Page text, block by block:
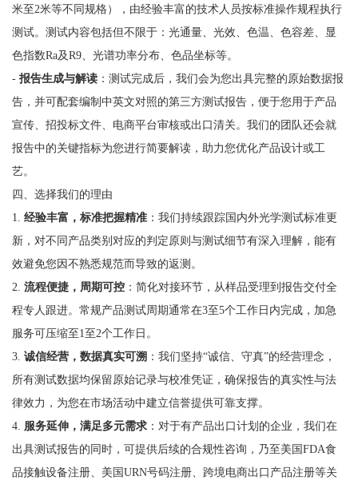
米至2米等不同规格），由经验丰富的技术人员按标准操作规程执行
测试。测试内容包括但不限于：光通量、光效、色温、色容差、显
色指数Ra及R9、光谱功率分布、色品坐标等。
- 报告生成与解读：测试完成后，我们会为您出具完整的原始数据报
告，并可配套编制中英文对照的第三方测试报告，便于您用于产品
宣传、招投标文件、电商平台审核或出口清关。我们的团队还会就
报告中的关键指标为您进行简要解读，助力您优化产品设计或工
艺。
四、选择我们的理由
1. 经验丰富，标准把握精准：我们持续跟踪国内外光学测试标准更
新，对不同产品类别对应的判定原则与测试细节有深入理解，能有
效避免您因不熟悉规范而导致的返测。
2. 流程便捷，周期可控：简化对接环节，从样品受理到报告交付全
程专人跟进。常规产品测试周期通常在3至5个工作日内完成，加急
服务可压缩至1至2个工作日。
3. 诚信经营，数据真实可溯 ：我们坚持“诚信、守真”的经营理念，
所有测试数据均保留原始记录与校准凭证，确保报告的真实性与法
律效力，为您在市场活动中建立信誉提供可靠支撑。
4. 服务延伸，满足多元需求：对于有产品出口计划的企业，我们在
出具测试报告的同时，可提供后续的合规性咨询，乃至美国FDA食
品接触设备注册、美国URN号码注册、跨境电商出口产品注册等关